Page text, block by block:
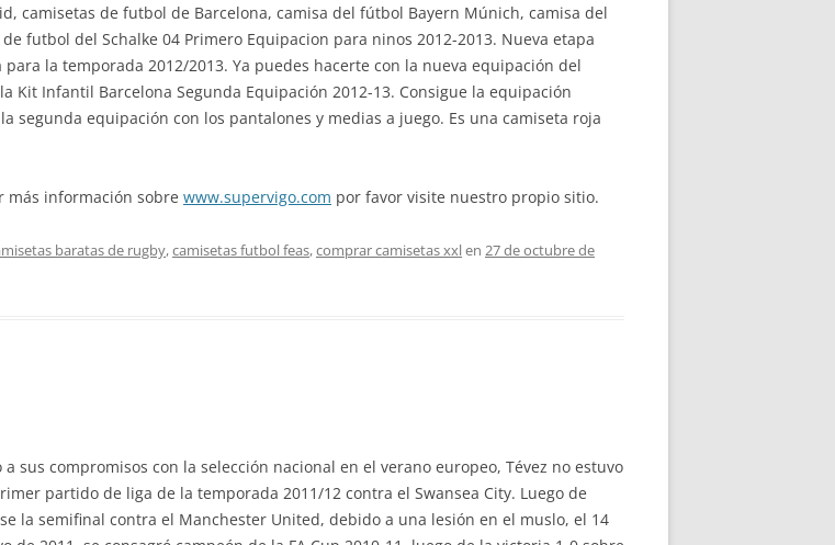
camisetas de futbol de Barcelona, camisa del fútbol Bayern Múnich, camisa del
futbol del Schalke 04 Primero Equipacion para ninos 2012-2013. Nueva etapa
la temporada 2012/2013. Ya puedes hacerte con la nueva equipación del
Kit Infantil Barcelona Segunda Equipación 2012-13. Consigue la equipación
segunda equipación con los pantalones y medias a juego. Es una camiseta roja
más información sobre www.supervigo.com por favor visite nuestro propio sitio.
baratas de rugby,camisetas futbol feas,comprar camisetas xxlen 27 de octubre de
a sus compromisos con la selección nacional en el verano europeo, Tévez no estuvo
partido de liga de la temporada 2011/12 contra el Swansea City. Luego de
la semifinal contra el Manchester United, debido a una lesión en el muslo, el 14